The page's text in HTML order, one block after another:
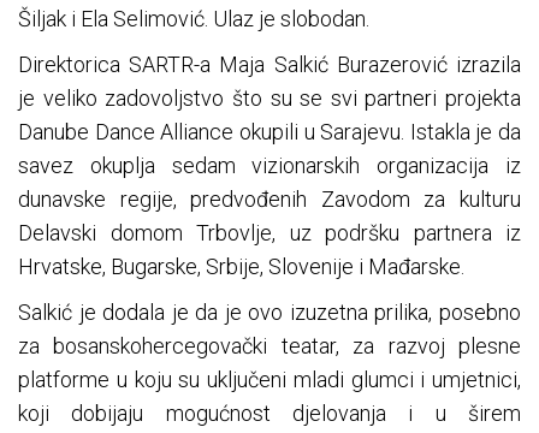
Šiljak i Ela Selimović. Ulaz je slobodan.
Direktorica SARTR-a Maja Salkić Burazerović izrazila
je veliko zadovoljstvo što su se svi partneri projekta
Danube Dance Alliance okupili u Sarajevu. Istakla je da
savez okuplja sedam vizionarskih organizacija iz
dunavske regije, predvođenih Zavodom za kulturu
Delavski domom Trbovlje, uz podršku partnera iz
Hrvatske, Bugarske, Srbije, Slovenije i Mađarske.
Salkić je dodala je da je ovo izuzetna prilika, posebno
za bosanskohercegovački teatar, za razvoj plesne
platforme u koju su uključeni mladi glumci i umjetnici,
koji dobijaju mogućnost djelovanja i u širem